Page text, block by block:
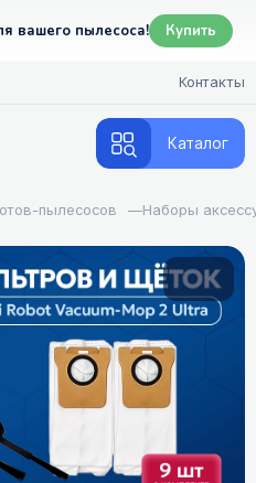
вашего пылесоса! Купить
Контакты
Каталог
пылесосов —Наборы